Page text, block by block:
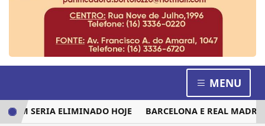
MENU
SERIA ELIMINADO HOJE BARCELONA E REAL MADRID